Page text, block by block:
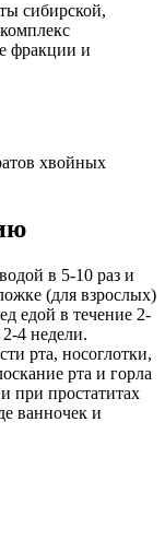
сибирской,
фракции и
хвойных
в 5-10 раз и
(для взрослых)
едой в течение 2-
4 недели.
рта, носоглотки,
рта и горла
при простатитах
ванночек и